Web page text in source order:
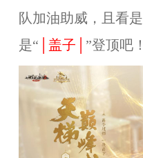
队加油助威，且看是
是“ │盖子│ ”登顶吧！